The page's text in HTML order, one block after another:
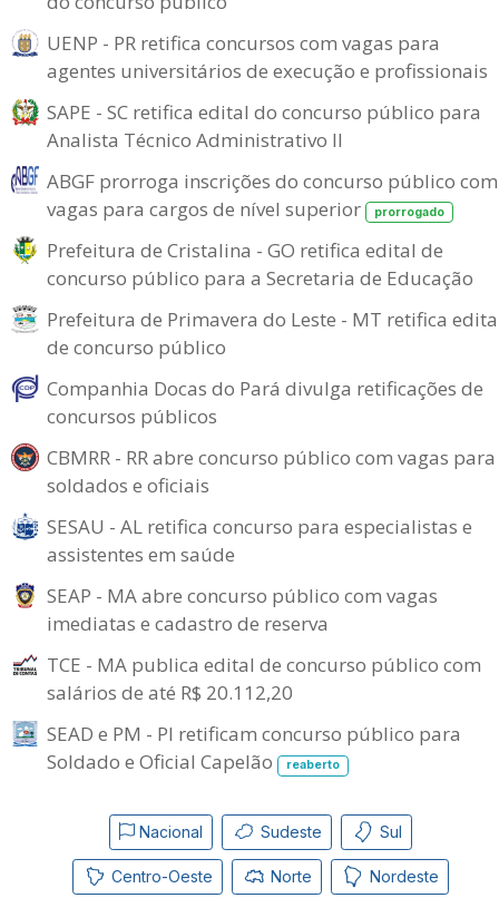
UENP - PR retifica concursos com vagas para
agentes universitários de execução e profissionais
SAPE - SC retifica edital do concurso público para
Analista Técnico Administrativo II
ABGF prorroga inscrições do concurso público com
vagas para cargos de nível superior
prorrogado
Prefeitura de Cristalina - GO retifica edital de
concurso público para a Secretaria de Educação
Prefeitura de Primavera do Leste - MT retifica
de concurso público
Companhia Docas do Pará divulga retificações de
concursos públicos
CBMRR - RR abre concurso público com vagas para
soldados e oficiais
SESAU - AL retifica concurso para especialistas e
assistentes em saúde
SEAP - MA abre concurso público com vagas
imediatas e cadastro de reserva
TCE - MA publica edital de concurso público com
salários de até R$ 20.112,20
SEAD e PM - PI retificam concurso público para
Soldado e Oficial Capelão
reaberto
Nacional Sudeste Sul
Centro-Oeste Norte Nordeste